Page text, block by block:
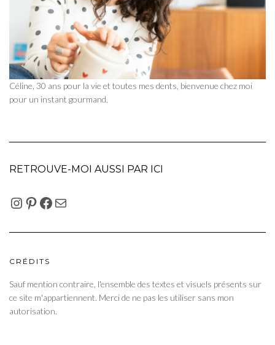
Céline, 30 ans pour la vie et toutes mes dents, bienvenue chez moi
pour un instant gourmand.
RETROUVE-MOI AUSSI PAR ICI
INSTAGRAM
PINTEREST
FACEBOOK
E-MAIL
CRÉDITS
Sauf mention contraire, l'ensemble des textes et visuels présents sur
ce site m'appartiennent. Merci de ne pas les utiliser sans mon
autorisation.